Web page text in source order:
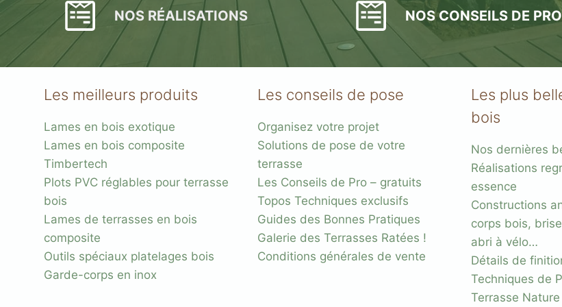
Plots réglables
incombustibles en acier
NOS RÉALISATIONS NOS CONSEILS DE PRO
Les meilleurs produits
Lames en bois exotique
Lames en bois composite
Timbertech
Plots PVC réglables pour terrasse
bois
Lames de terrasses en bois
composite
Outils spéciaux platelages bois
Garde-corps en inox
Les conseils de pose
Organisez votre projet
Solutions de pose de votre
terrasse
Les Conseils de Pro – gratuits
Topos Techniques exclusifs
Guides des Bonnes Pratiques
Galerie des Terrasses Ratées !
Conditions générales de vente
Les plus
bois
Nos dernières
Réalisations
essence
Constructions
corps bois,
abri à vélo…
Détails de
Techniques de
Terrasse